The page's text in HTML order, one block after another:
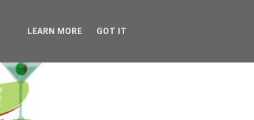
LEARN MORE GOT IT